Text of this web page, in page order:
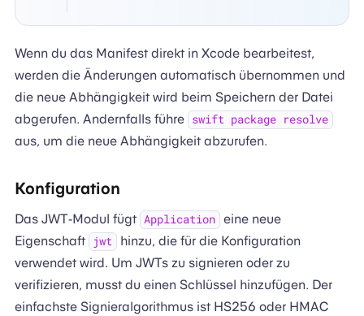
Wenn du das Manifest direkt in Xcode bearbeitest,
werden die Änderungen automatisch übernommen und
die neue Abhängigkeit wird beim Speichern der Datei
abgerufen. Andernfalls führe swift package resolve
aus, um die neue Abhängigkeit abzurufen.
Konfiguration
Das JWT-Modul fügt Application eine neue
Eigenschaft jwt
hinzu, die für die Konfiguration
verwendet wird. Um JWTs zu signieren oder zu
verifizieren, musst du einen Schlüssel hinzufügen. Der
einfachste Signieralgorithmus ist HS256 oder HMAC